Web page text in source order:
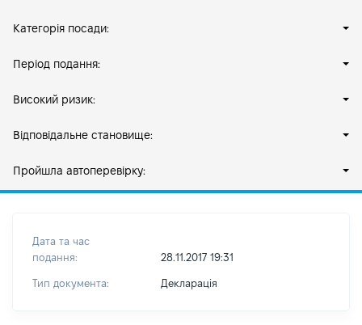
Категорія посади:
Період подання:
Високий ризик:
Відповідальне становище:
Пройшла автоперевірку:
Дата та час
подання:
28.11.2017 19:31
Тип документа: Декларація